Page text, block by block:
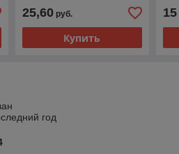
25,60руб.
Купить
15
год